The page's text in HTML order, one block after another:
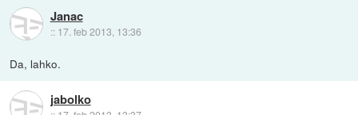
Janac
:: 17. feb 2013, 13:36
Da, lahko.
jabolko